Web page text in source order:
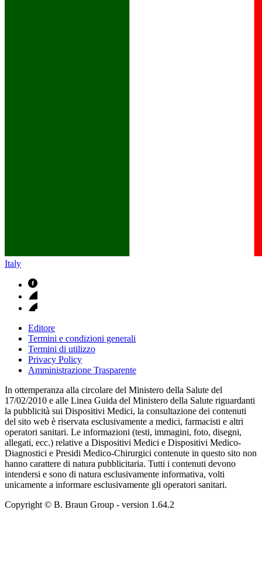
Italy
Editore
Termini e condizioni generali
Termini di utilizzo
Privacy Policy
Amministrazione Trasparente
In ottemperanza alla circolare del Ministero della Salute del
17/02/2010 e alle Linea Guida del Ministero della Salute riguardanti
la pubblicità sui Dispositivi Medici, la consultazione dei contenuti
del sito web è riservata esclusivamente a medici, farmacisti e altri
operatori sanitari. Le informazioni (testi, immagini, foto, disegni,
allegati, ecc.) relative a Dispositivi Medici e Dispositivi Medico-
Diagnostici e Presidi Medico-Chirurgici contenute in questo sito non
hanno carattere di natura pubblicitaria. Tutti i contenuti devono
intendersi e sono di natura esclusivamente informativa, volti
unicamente a informare esclusivamente gli operatori sanitari.
Copyright © B. Braun Group - version 1.64.2